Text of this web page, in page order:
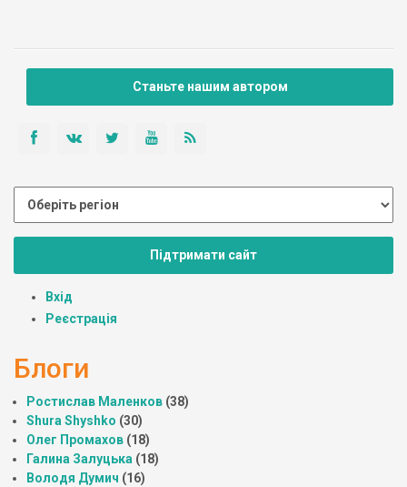
Станьте нашим автором
Підтримати сайт
Вхід
Реєстрація
Блоги
Ростислав Маленков (38)
Shura Shyshko (30)
Олег Промахов (18)
Галина Залуцька (18)
Володя Думич (16)